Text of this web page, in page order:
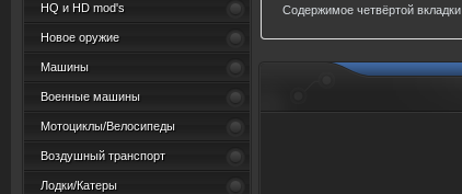
HQ и HD mod's
Новое оружие
Машины
Военные машины
Мотоциклы/Велосипеды
Воздушный транспорт
Лодки/Катеры
Содержимое четвёртой вкладки